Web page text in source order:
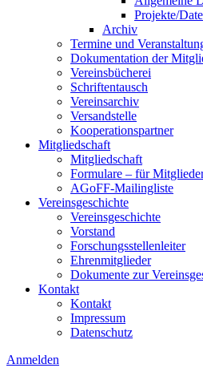
Projekte/
Archiv
Termine und
Dokumentation der
Vereinsbücherei
Schriftentausch
Vereinsarchiv
Versandstelle
Kooperationspartner
Mitgliedschaft
Mitgliedschaft
Formulare – für
AGoFF-Mailingliste
Vereinsgeschichte
Vereinsgeschichte
Vorstand
Forschungsstellenleiter
Ehrenmitglieder
Dokumente zur
Kontakt
Kontakt
Impressum
Datenschutz
Anmelden